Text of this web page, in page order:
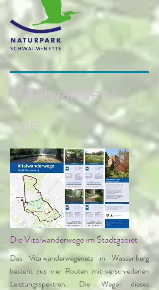
Vitalwanderw
ege
Die Vitalwanderwege im Stadtgebiet
Das Vitalwanderwegenetz in Wassenberg
besteht aus vier Routen mit verschiedenen
Leistungsspektren. Die Wege dieses